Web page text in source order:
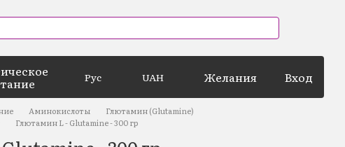
Рус UAH Желания Вход
Аминокислоты
Глютамин (Glutamine)
Глютамин L - Glutamine - 300 гр